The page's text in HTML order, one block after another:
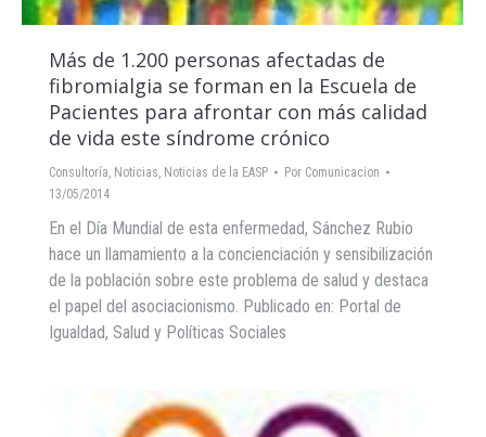
Más de 1.200 personas afectadas de
fibromialgia se forman en la Escuela de
Pacientes para afrontar con más calidad
de vida este síndrome crónico
Consultoría, Noticias, Noticias de la EASP Por Comunicacion
13/05/2014
En el Día Mundial de esta enfermedad, Sánchez Rubio
hace un llamamiento a la concienciación y sensibilización
de la población sobre este problema de salud y destaca
el papel del asociacionismo. Publicado en: Portal de
Igualdad, Salud y Políticas Sociales